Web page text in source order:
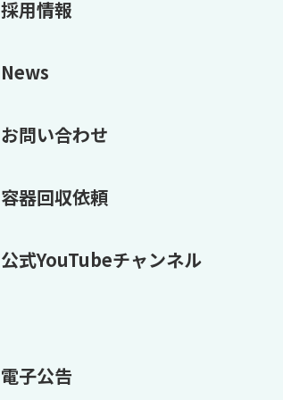
採用情報
News
お問い合わせ
容器回収依頼
公式YouTubeチャンネル
電子公告